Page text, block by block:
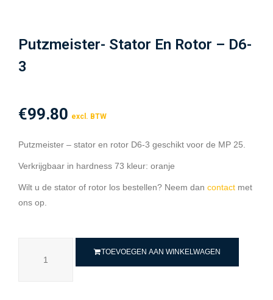
Putzmeister- Stator En Rotor – D6-
3
€99.80 excl. BTW
Putzmeister – stator en rotor D6-3 geschikt voor de MP 25.
Verkrijgbaar in hardness 73 kleur: oranje
Wilt u de stator of rotor los bestellen? Neem dan contact met
ons op.
TOEVOEGEN AAN WINKELWAGEN